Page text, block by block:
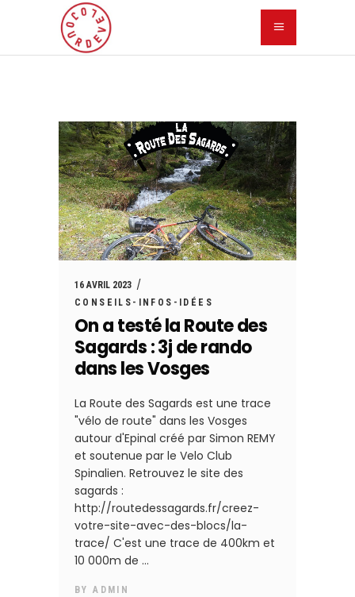
16 AVRIL 2023
CONSEILS-INFOS-IDÉES
On a testé la Route des
Sagards : 3j de rando
dans les Vosges
La Route des Sagards est une trace
"vélo de route" dans les Vosges
autour d'Epinal créé par Simon REMY
et soutenue par le Velo Club
Spinalien. Retrouvez le site des
sagards :
http://routedessagards.fr/creez-
votre-site-avec-des-blocs/la-
trace/ C'est une trace de 400km et
10 000m de
BYADMIN